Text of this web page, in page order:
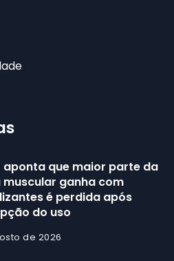
aponta que maior parte da
muscular ganha com
é perdida após
do uso
de 2026